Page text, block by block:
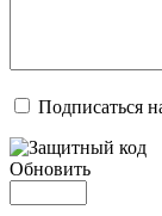
Подписаться
Обновить